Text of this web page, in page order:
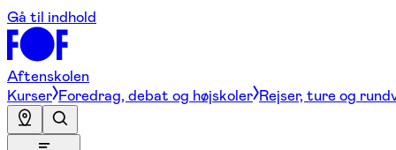
Gå til indhold
Aftenskolen
Kurser Foredrag, debat og højskoler Rejser, ture og